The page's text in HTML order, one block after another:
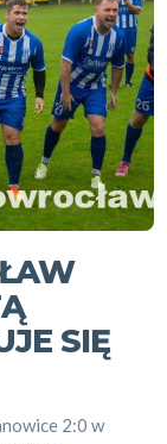
SIĘ
2:0 w